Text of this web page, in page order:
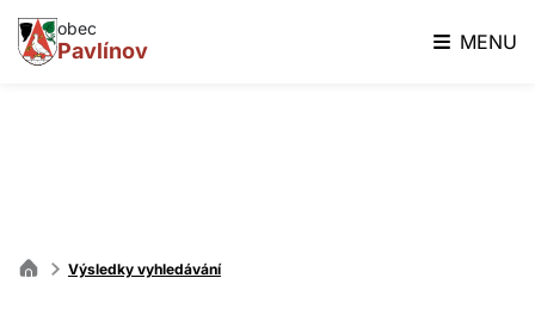
obec
Pavlínov MENU
Výsledky vyhledávání